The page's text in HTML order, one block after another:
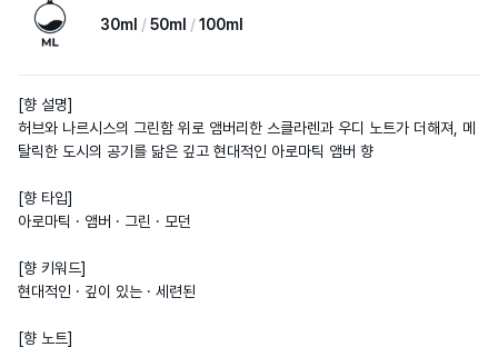
30ml 50ml 100ml
[향 설명]
허브와 나르시스의 그린함 위로 앰버리한 스클라렌과 우디 노트가 더해져, 메
탈릭한 도시의 공기를 닮은 깊고 현대적인 아로마틱 앰버 향
[향 타입]
아로마틱 · 앰버 · 그린 · 모던
[향 키워드]
현대적인 · 깊이 있는 · 세련된
[향 노트]